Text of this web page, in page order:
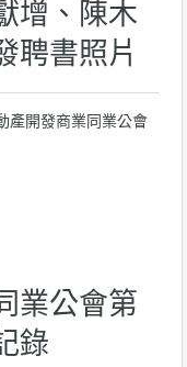
增、陳木
聘書照片
產開發商業同業公會
業公會第
錄